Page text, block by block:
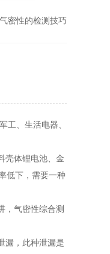
密性的检测技巧
工、生活电器、
壳体锂电池、金
低下，需要一种
气密性综合测
漏，此种泄漏是